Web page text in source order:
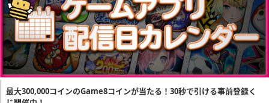
最大300,000コインのGame8コインが当たる！30秒で引ける事前登録く